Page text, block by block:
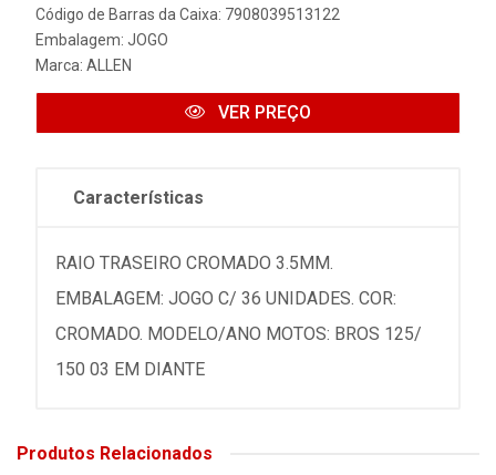
Código de Barras da Caixa: 7908039513122
Embalagem: JOGO
Marca: ALLEN
VER PREÇO
Características
RAIO TRASEIRO CROMADO 3.5MM.
EMBALAGEM: JOGO C/ 36 UNIDADES. COR:
CROMADO. MODELO/ANO MOTOS: BROS 125/
150 03 EM DIANTE
Produtos Relacionados